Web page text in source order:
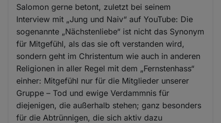
Salomon gerne betont, zuletzt bei seinem
Interview mit „Jung und Naiv“ auf YouTube: Die
sogenannte „Nächstenliebe“ ist nicht das Synonym
für Mitgefühl, als das sie oft verstanden wird,
sondern geht im Christentum wie auch in anderen
Religionen in aller Regel mit dem „Fernstenhass“
einher: Mitgefühl nur für die Mitglieder unserer
Gruppe – Tod und ewige Verdammnis für
diejenigen, die außerhalb stehen; ganz besonders
für die Abtrünnigen, die sich aktiv dazu